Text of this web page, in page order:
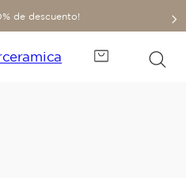
de descuento!